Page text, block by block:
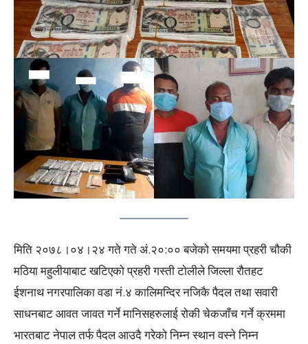
मिति २०७८।०४।२४ गते गते अं.२०:०० बजेको समयमा प्रहरी चौकी
मठिया महुलीयाबाट खटिएको प्रहरी गस्ती टोलीले जिल्ला रौतहट
ईशनाथ नगरपालिका वडा नं.४ कालिमन्दिर नजिकै पैदल तथा सवारी
साधनबाट आवत जावत गर्ने मानिसहरुलाई रोकी चेकजाँच गर्ने क्रममा
भारतबाट नेपाल तर्फ पैदल आउदै गरेको निम्न स्थान वस्ने निम्न